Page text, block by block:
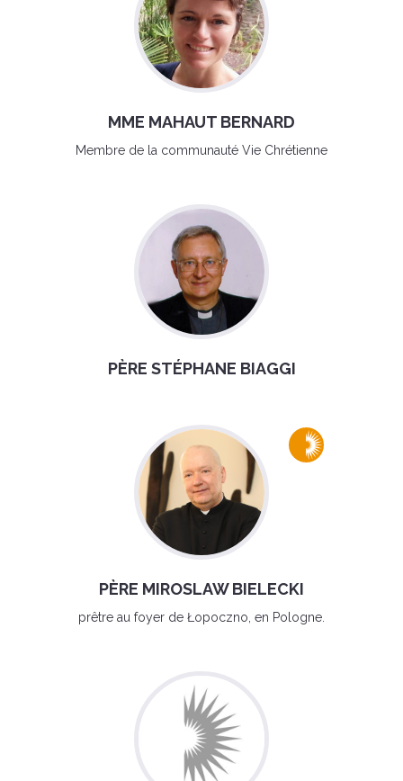
MME MAHAUT BERNARD
Membre de la communauté Vie Chrétienne
PÈRE STÉPHANE BIAGGI
PÈRE MIROSLAW BIELECKI
prêtre au foyer de Łopoczno, en Pologne.